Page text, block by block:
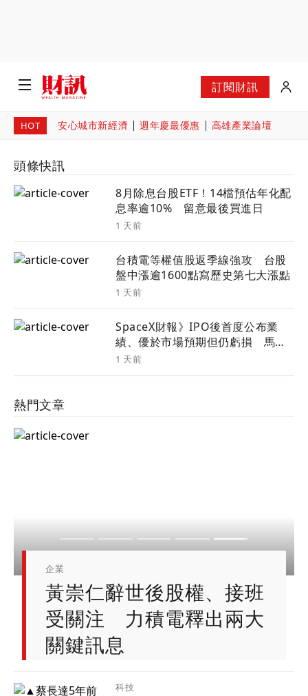
訂閱財訊
HOT 安心城市新經濟 週年慶最優惠 高雄產業論壇
頭條快訊
8月除息台股ETF！14檔預估年化配
息率逾10% 留意最後買進日
1 天前
台積電等權值股返季線強攻 台股
盤中漲逾1600點寫歷史第七大漲點
1 天前
SpaceX財報》IPO後首度公布業
績、優於市場預期但仍虧損 馬斯
克等高層談業務前景3重點
1 天前
熱門文章
金融圈
只是改讓兒子繳保費竟挨
罰？一次看懂「變更要保
人」的補稅地雷
科技
企業
企業
企業
黃崇仁辭世後股權、接班
受關注 力積電釋出兩大
關鍵訊息
科技